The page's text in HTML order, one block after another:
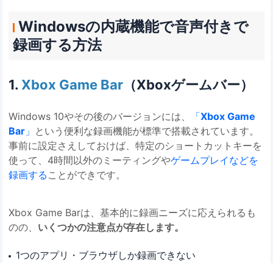
Windowsの内蔵機能で音声付きで
録画する方法
1. Xbox Game Bar （Xboxゲームバー）
Windows 10やその後のバージョンには、 「Xbox Game
Bar 」 という便利な録画機能が標準で搭載されています。
事前に設定さえしておけば、特定のショートカットキーを
使って、4時間以外のミーティングやゲームプレイなどを
録画する ことができです。
Xbox Game Barは、基本的に録画ニーズに応えられるも
のの、 いくつかの注意点が存在します。
1つのアプリ・ブラウザしか録画できない